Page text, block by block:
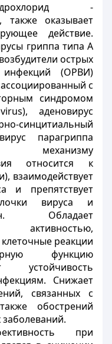
-
также оказывает
действие.
гриппа типа А
острых
инфекций (ОРВИ)
с
синдромом
аденовирус
синцитиальный
парагриппа
механизму
относится к
взаимодействует
и препятствует
вируса и
Обладает
активностью,
реакции
функцию
устойчивость
Снижает
связанных с
обострений
при